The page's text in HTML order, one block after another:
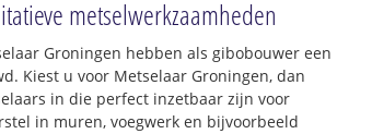
t Sandt
Molenwijk
Katwijk aan Zee
Strand
De Noord
Cleijn Duin
Koestal
Katwijk Noord
Rijnsoever-West
metselwerkzaamheden
Groningen hebben als gibobouwer een
Kiest u voor Metselaar Groningen, dan
in die perfect inzetbaar zijn voor
in muren, voegwerk en bijvoorbeeld